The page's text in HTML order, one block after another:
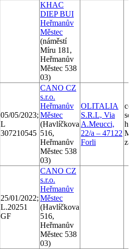
KHAC
DIEP BUI
Heřmanův
Městec
(náměstí
Míru 181,
Heřmanův
Městec 538
03)
05/05/2023;
L
307210545
CANO CZ
s.r.o.
Heřmanův
Městec
(Havlíčkova
516,
Heřmanův
Městec 538
03)
OLITALIA
S.R.L, Via
A.Meucci,
22/a – 47122
Forli
25/01/2022;
L.20251
GF
CANO CZ
s.r.o.
Heřmanův
Městec
(Havlíčkova
516,
Heřmanův
Městec 538
03)